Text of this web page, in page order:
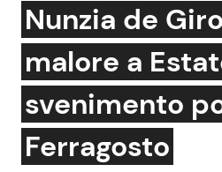
News e Cronaca
Attualità Italiana
Dal Mondo
Nunzia de
malore a
svenimento
Ferragosto